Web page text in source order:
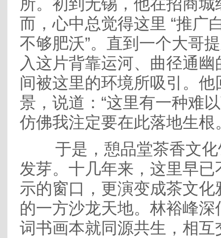
所。初到无锡，他在招商
而，心中总觉得这里 “推广
不够肥沃”。直到一个大哥
入这片背靠运河、曲径通
间被这里的环境所吸引。
景，说道：“这里有一种难
仿佛我注定要在此落地生根
于是，憩品堂茶香文化
发芽。十几年来，这里早
示的窗口，更演变成茶文
的一方沙龙天地。林裕峰
词书画本就同源共生，相